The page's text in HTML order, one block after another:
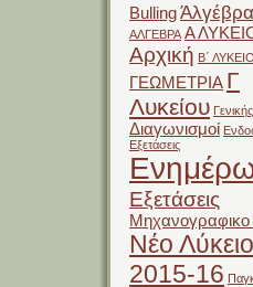
BullingΆλγέβρα
ΑΛΓΕΒΡΑ Α
Αρχική Β΄
ΓΕΩΜΕΤΡΙΑ Γ
Λυκείου Γενικής
Διαγωνισμοί
Εξετάσεις
Εξετάσεις
Μηχανογραφικο
Νέο Λύκειο
2015-16